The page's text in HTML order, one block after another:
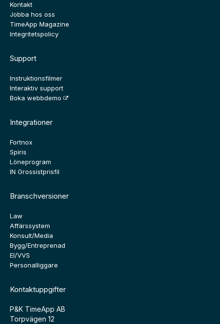
Kontakt
Jobba hos oss
TimeApp Magazine
Integritetspolicy
Support
Instruktionsfilmer
Interaktiv support
Boka webbdemo
Integrationer
Fortnox
Spiris
Löneprogram
IN Grossistprisfil
Branschversioner
Law
Affärssystem
Konsult/Media
Bygg/Entreprenad
El/VVS
Personalliggare
Kontaktuppgifter
P&K TimeApp AB
Torpvägen 12